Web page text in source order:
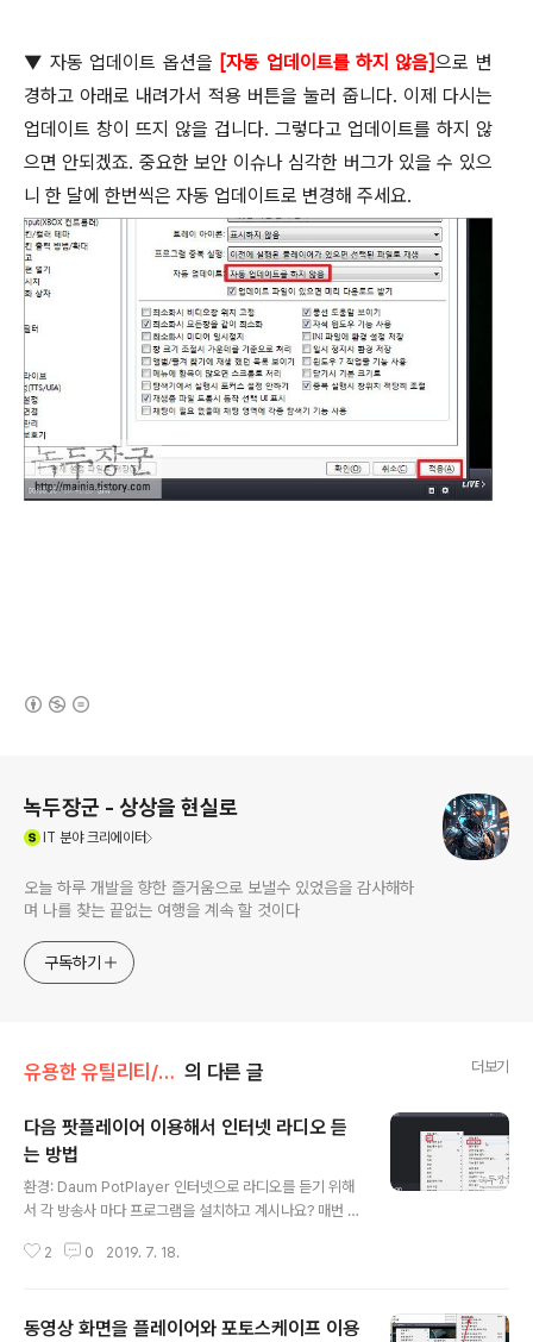
▼ 자동 업데이트 옵션을 [자동 업데이트를 하지 않음]으로 변
경하고 아래로 내려가서 적용 버튼을 눌러 줍니다. 이제 다시는
업데이트 창이 뜨지 않을 겁니다. 그렇다고 업데이트를 하지 않
으면 안되겠죠. 중요한 보안 이슈나 심각한 버그가 있을 수 있으
니 한 달에 한번씩은 자동 업데이트로 변경해 주세요.
녹두장군 - 상상을 현실로
IT 분야 크리에이터
오늘 하루 개발을 향한 즐거움으로 보낼수 있었음을 감사해하
며 나를 찾는 끝없는 여행을 계속 할 것이다
구독하기
유용한 유틸리티/다음 팟 플레이어 의 다른 글 더보기
다음 팟플레이어 이용해서 인터넷 라디오 듣
는 방법
환경: Daum PotPlayer 인터넷으로 라디오를 듣기 위해
서 각 방송사 마다 프로그램을 설치하고 계시나요? 매번 다
것이 귀찮은 일입니다. 동영상을 보기 위해 한번쯤 설치해
송 스트리밍 주소만 알고 있다면 세계 어떤 나라의 방송 청
2 0 2019. 7. 18.
동영상 화면을 플레이어와 포토스케이프 이용